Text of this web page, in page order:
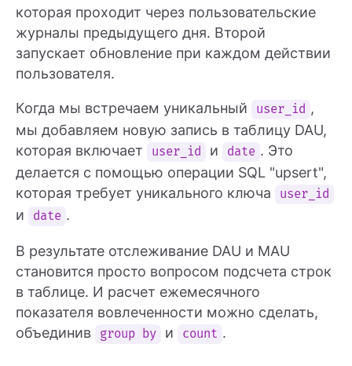
которая проходит через пользовательские
журналы предыдущего дня. Второй
запускает обновление при каждом действии
пользователя.
Когда мы встречаем уникальный user_id ,
мы добавляем новую запись в таблицу DAU,
которая включает
user_id и date . Это
делается с помощью операции SQL "upsert",
которая требует уникального ключа
user_id
и date .
В результате отслеживание DAU и MAU
становится просто вопросом подсчета строк
в таблице. И расчет ежемесячного
показателя вовлеченности можно сделать,
объединив
group by и count .